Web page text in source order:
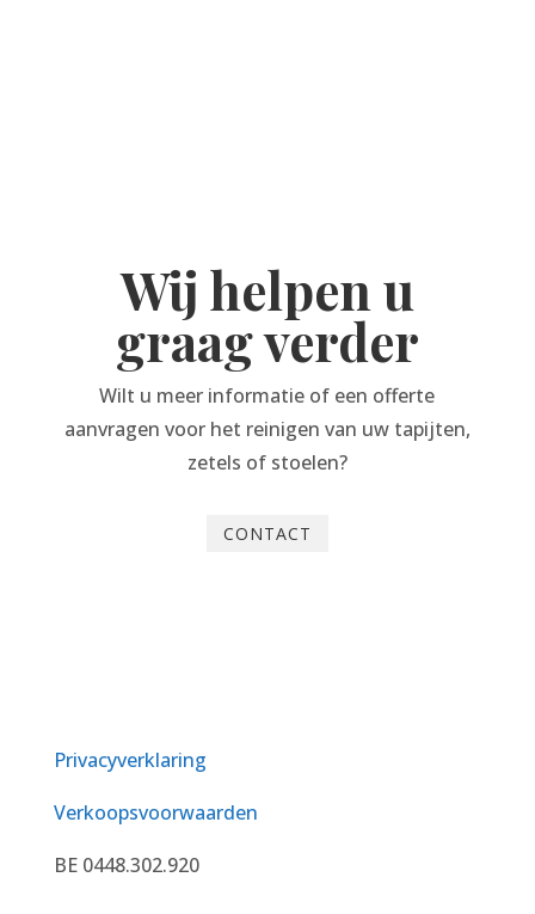
Wij helpen u
graag verder
Wilt u meer informatie of een offerte
aanvragen voor het reinigen van uw tapijten,
zetels of stoelen?
CONTACT
Privacyverklaring
Verkoopsvoorwaarden
BE 0448.302.920